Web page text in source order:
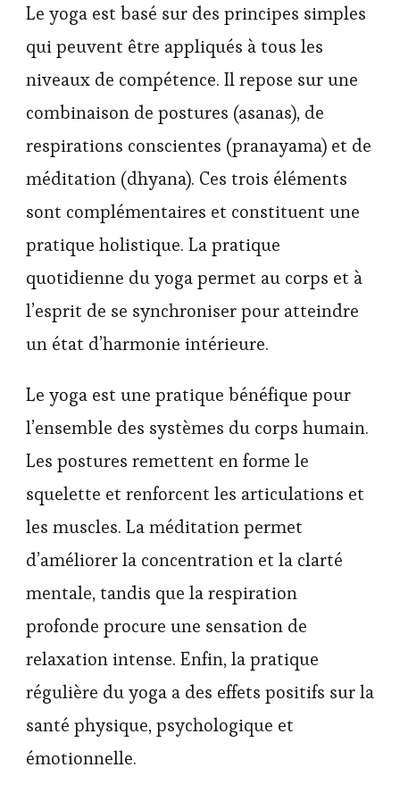
Le yoga est basé sur des principes simples
qui peuvent être appliqués à tous les
niveaux de compétence. Il repose sur une
combinaison de postures (asanas), de
respirations conscientes (pranayama) et de
méditation (dhyana). Ces trois éléments
sont complémentaires et constituent une
pratique holistique. La pratique
quotidienne du yoga permet au corps et à
l’esprit de se synchroniser pour atteindre
un état d’harmonie intérieure.
Le yoga est une pratique bénéfique pour
l’ensemble des systèmes du corps humain.
Les postures remettent en forme le
squelette et renforcent les articulations et
les muscles. La méditation permet
d’améliorer la concentration et la clarté
mentale, tandis que la respiration
profonde procure une sensation de
relaxation intense. Enfin, la pratique
régulière du yoga a des effets positifs sur la
santé physique, psychologique et
émotionnelle.